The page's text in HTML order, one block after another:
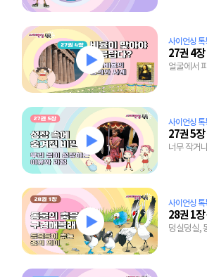
사이언싱 톡
얼굴에서
사이언싱 톡
너무 작거
사이언싱 톡
덩실덩실,